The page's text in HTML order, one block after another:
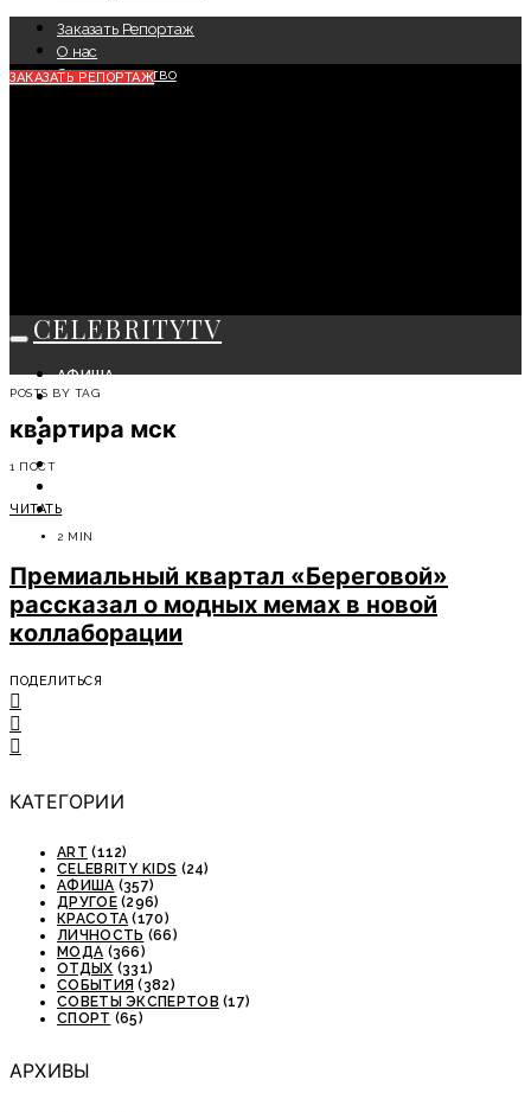
Заказать Репортаж
О нас
Сотрудничество
ЗАКАЗАТЬ РЕПОРТАЖ
CELEBRITYTV
АФИША
СОБЫТИЯ
КРАСОТА
МОДА
СОВЕТЫ ЭКСПЕРТОВ
POSTS BY TAG
квартира мск
1 ПОСТ
ЧИТАТЬ
2 MIN
Премиальный квартал «Береговой»
рассказал о модных мемах в новой
коллаборации
ПОДЕЛИТЬСЯ
КАТЕГОРИИ
ART (112)
CELEBRITY KIDS (24)
АФИША (357)
ДРУГОЕ(296)
КРАСОТА (170)
ЛИЧНОСТЬ (66)
МОДА (366)
ОТДЫХ (331)
СОБЫТИЯ (382)
СОВЕТЫ ЭКСПЕРТОВ (17)
СПОРТ (65)
АРХИВЫ